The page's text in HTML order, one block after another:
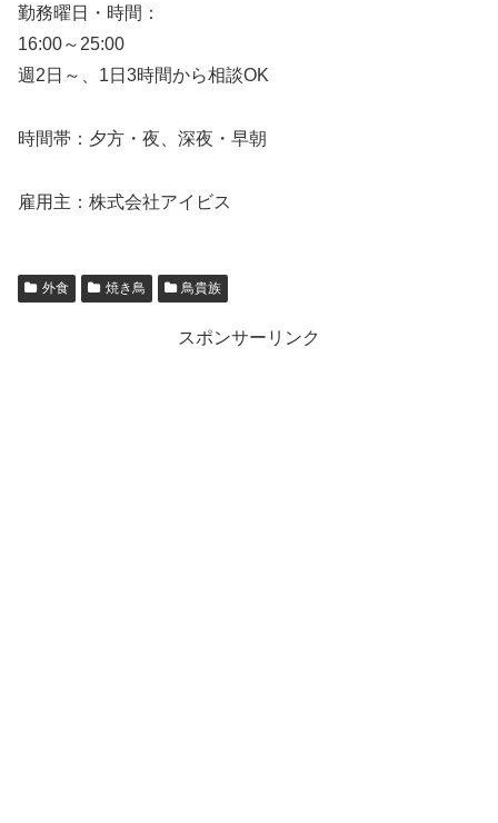
勤務曜日・時間：
16:00～25:00
週2日～、1日3時間から相談OK
時間帯：夕方・夜、深夜・早朝
雇用主：株式会社アイビス
外食 焼き鳥 鳥貴族
スポンサーリンク